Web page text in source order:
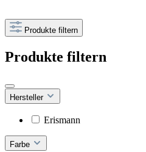
Produkte filtern
Produkte filtern
Hersteller
Erismann
Farbe